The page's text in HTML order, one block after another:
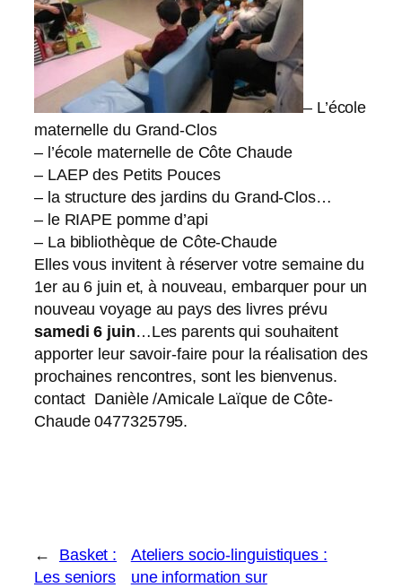
– L’école
maternelle du Grand-Clos
– l’école maternelle de Côte Chaude
– LAEP des Petits Pouces
– la structure des jardins du Grand-Clos…
– le RIAPE pomme d’api
– La bibliothèque de Côte-Chaude
Elles vous invitent à réserver votre semaine du
1er au 6 juin et, à nouveau, embarquer pour un
nouveau voyage au pays des livres prévu
samedi 6 juin…Les parents qui souhaitent
apporter leur savoir-faire pour la réalisation des
prochaines rencontres, sont les bienvenus.
contact Danièle /Amicale Laïque de Côte-
Chaude 0477325795.
←
Basket :
Les seniors
Ateliers socio-linguistiques :
une information sur